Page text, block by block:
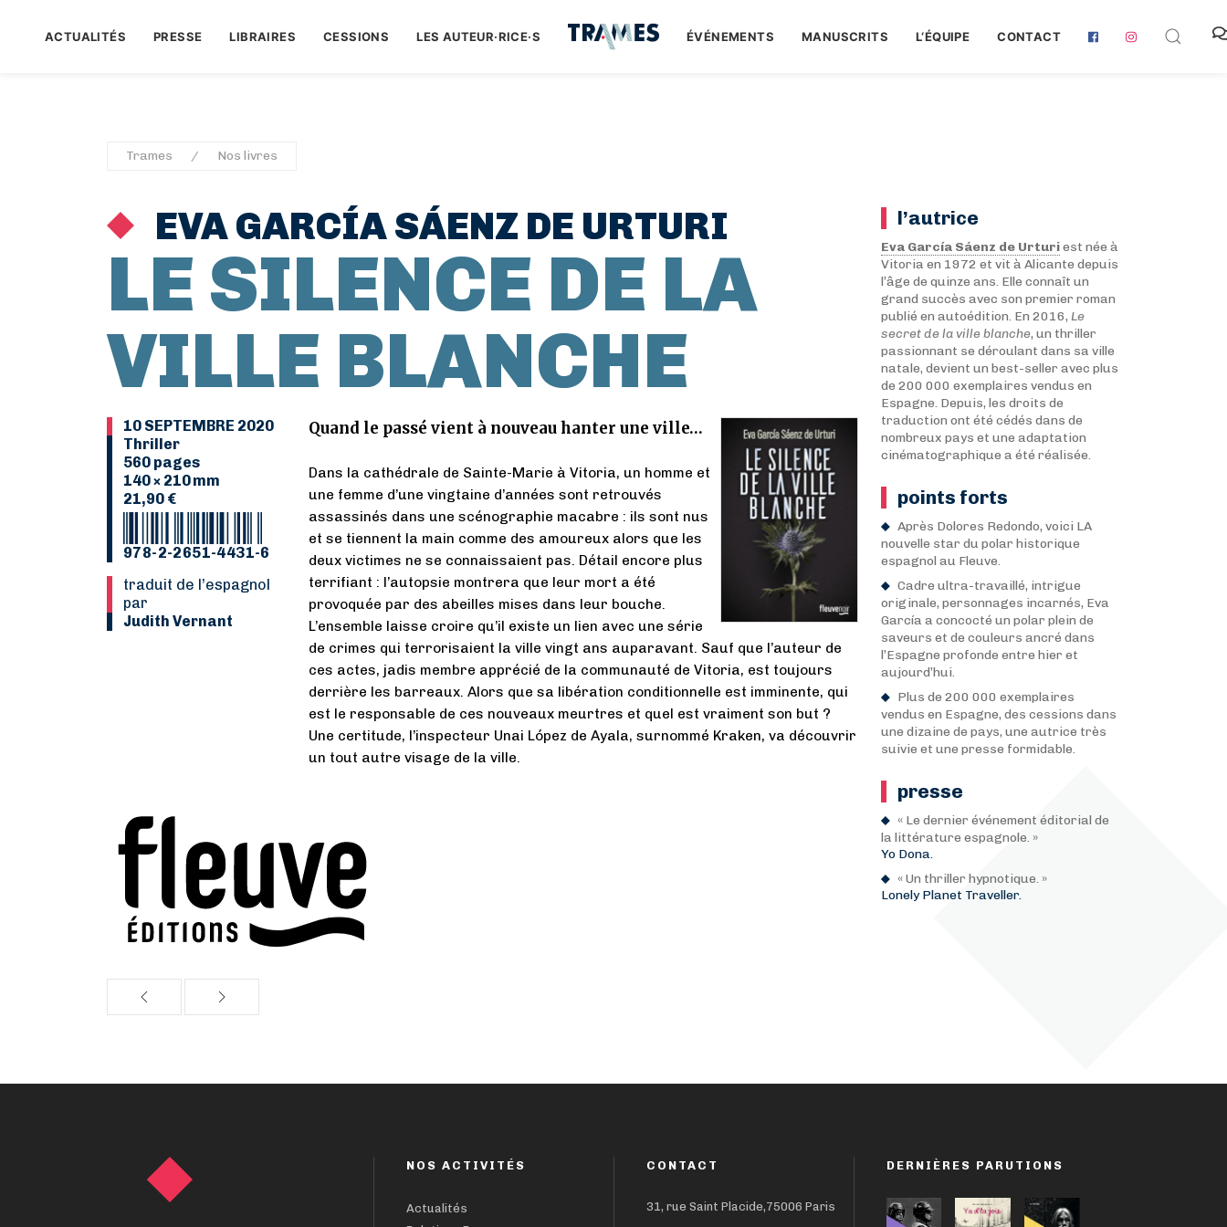
ACTUALITÉS PRESSE LIBRAIRES CESSIONS LES AUTEUR·RICE·S ÉVÉNEMENTS MANUSCRITS L‘ÉQUIPE CONTACT
Trames Nos livres
EVA GARCÍA SÁENZ DE URTURI
LE SILENCE DE LA
VILLE BLANCHE
10 SEPTEMBRE 2020
Thriller
560 pages
140 × 210 mm
21,90 €
978-2-2651-4431-6
Traduit de l’espagnol
par
Judith Vernant
Quand le passé vient à nouveau hanter une ville…
Dans la cathédrale de Sainte-Marie à Vitoria, un homme et
une femme d’une vingtaine d’années sont retrouvés
assassinés dans une scénographie macabre : ils sont nus
et se tiennent la main comme des amoureux alors que les
deux victimes ne se connaissaient pas. Détail encore plus
terrifiant : l’autopsie montrera que leur mort a été
provoquée par des abeilles mises dans leur bouche.
L’ensemble laisse croire qu’il existe un lien avec une série
de crimes qui terrorisaient la ville vingt ans auparavant. Sauf que l’auteur de
ces actes, jadis membre apprécié de la communauté de Vitoria, est toujours
derrière les barreaux. Alors que sa libération conditionnelle est imminente, qui
est le responsable de ces nouveaux meurtres et quel est vraiment son but ?
Une certitude, l’inspecteur Unai López de Ayala, surnommé Kraken, va découvrir
un tout autre visage de la ville.
l’autrice
Eva García Sáenz de Urturiest née à
Vitoria en 1972 et vit à Alicante depuis
l’âge de quinze ans. Elle connaît un
grand succès avec son premier roman
publié en autoédition. En 2016, Le
secret de la ville blanche, un thriller
passionnant se déroulant dans sa ville
natale, devient un best-seller avec plus
de 200 000 exemplaires vendus en
Espagne. Depuis, les droits de
traduction ont été cédés dans de
nombreux pays et une adaptation
cinématographique a été réalisée.
points forts
Après Dolores Redondo, voici LA
nouvelle star du polar historique
espagnol au Fleuve.
Cadre ultra-travaillé, intrigue
originale, personnages incarnés, Eva
García a concocté un polar plein de
saveurs et de couleurs ancré dans
l’Espagne profonde entre hier et
aujourd’hui.
Plus de 200 000 exemplaires
vendus en Espagne, des cessions dans
une dizaine de pays, une autrice très
suivie et une presse formidable.
presse
« Le dernier événement éditorial de
la littérature espagnole. »
Yo Dona.
« Un thriller hypnotique. »
Lonely Planet Traveller.
NOS ACTIVITÉS
Actualités
CONTACT
31, rue Saint Placide,75006 Paris
DERNIÈRES PARUTIONS